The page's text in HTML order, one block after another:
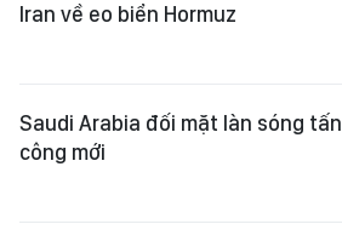
Iran về eo biển Hormuz
Saudi Arabia đối mặt làn sóng tấn
công mới